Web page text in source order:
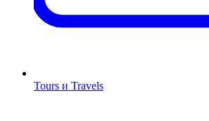
Tours и Travels